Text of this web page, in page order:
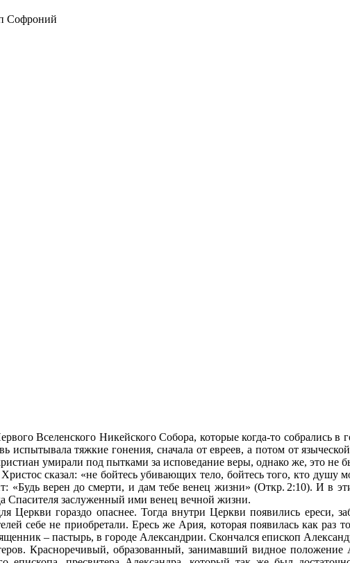
Вселенского Никейского Собора, которые когда-то собрались в
тяжкие гонения, сначала от евреев, а потом от
умирали под пытками за исповедание веры, однако же, это не
сказал: «не бойтесь убивающих тело, бойтесь того, кто душу
верен до смерти, и дам тебе венец жизни» (Откр. 2:10). И в
Спасителя заслуженный ими венец вечной жизни.
Церкви гораздо опаснее. Тогда внутри Церкви появились ереси,
себе не приобретали. Ересь же Ария, которая появилась как раз
– пастырь, в городе Александрии. Скончался епископ
Красноречивый, образованный, занимавший видное